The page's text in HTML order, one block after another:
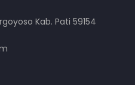
Kab. Pati 59154